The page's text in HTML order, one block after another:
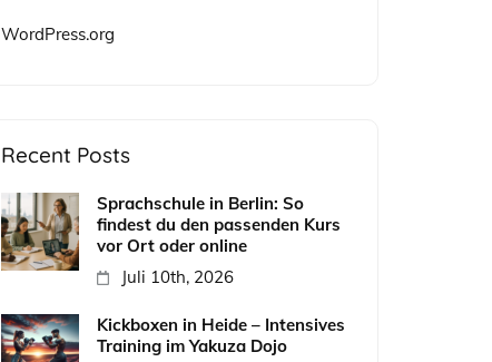
WordPress.org
Recent Posts
Sprachschule in Berlin: So
findest du den passenden Kurs
vor Ort oder online
Juli 10th, 2026
Kickboxen in Heide – Intensives
Training im Yakuza Dojo